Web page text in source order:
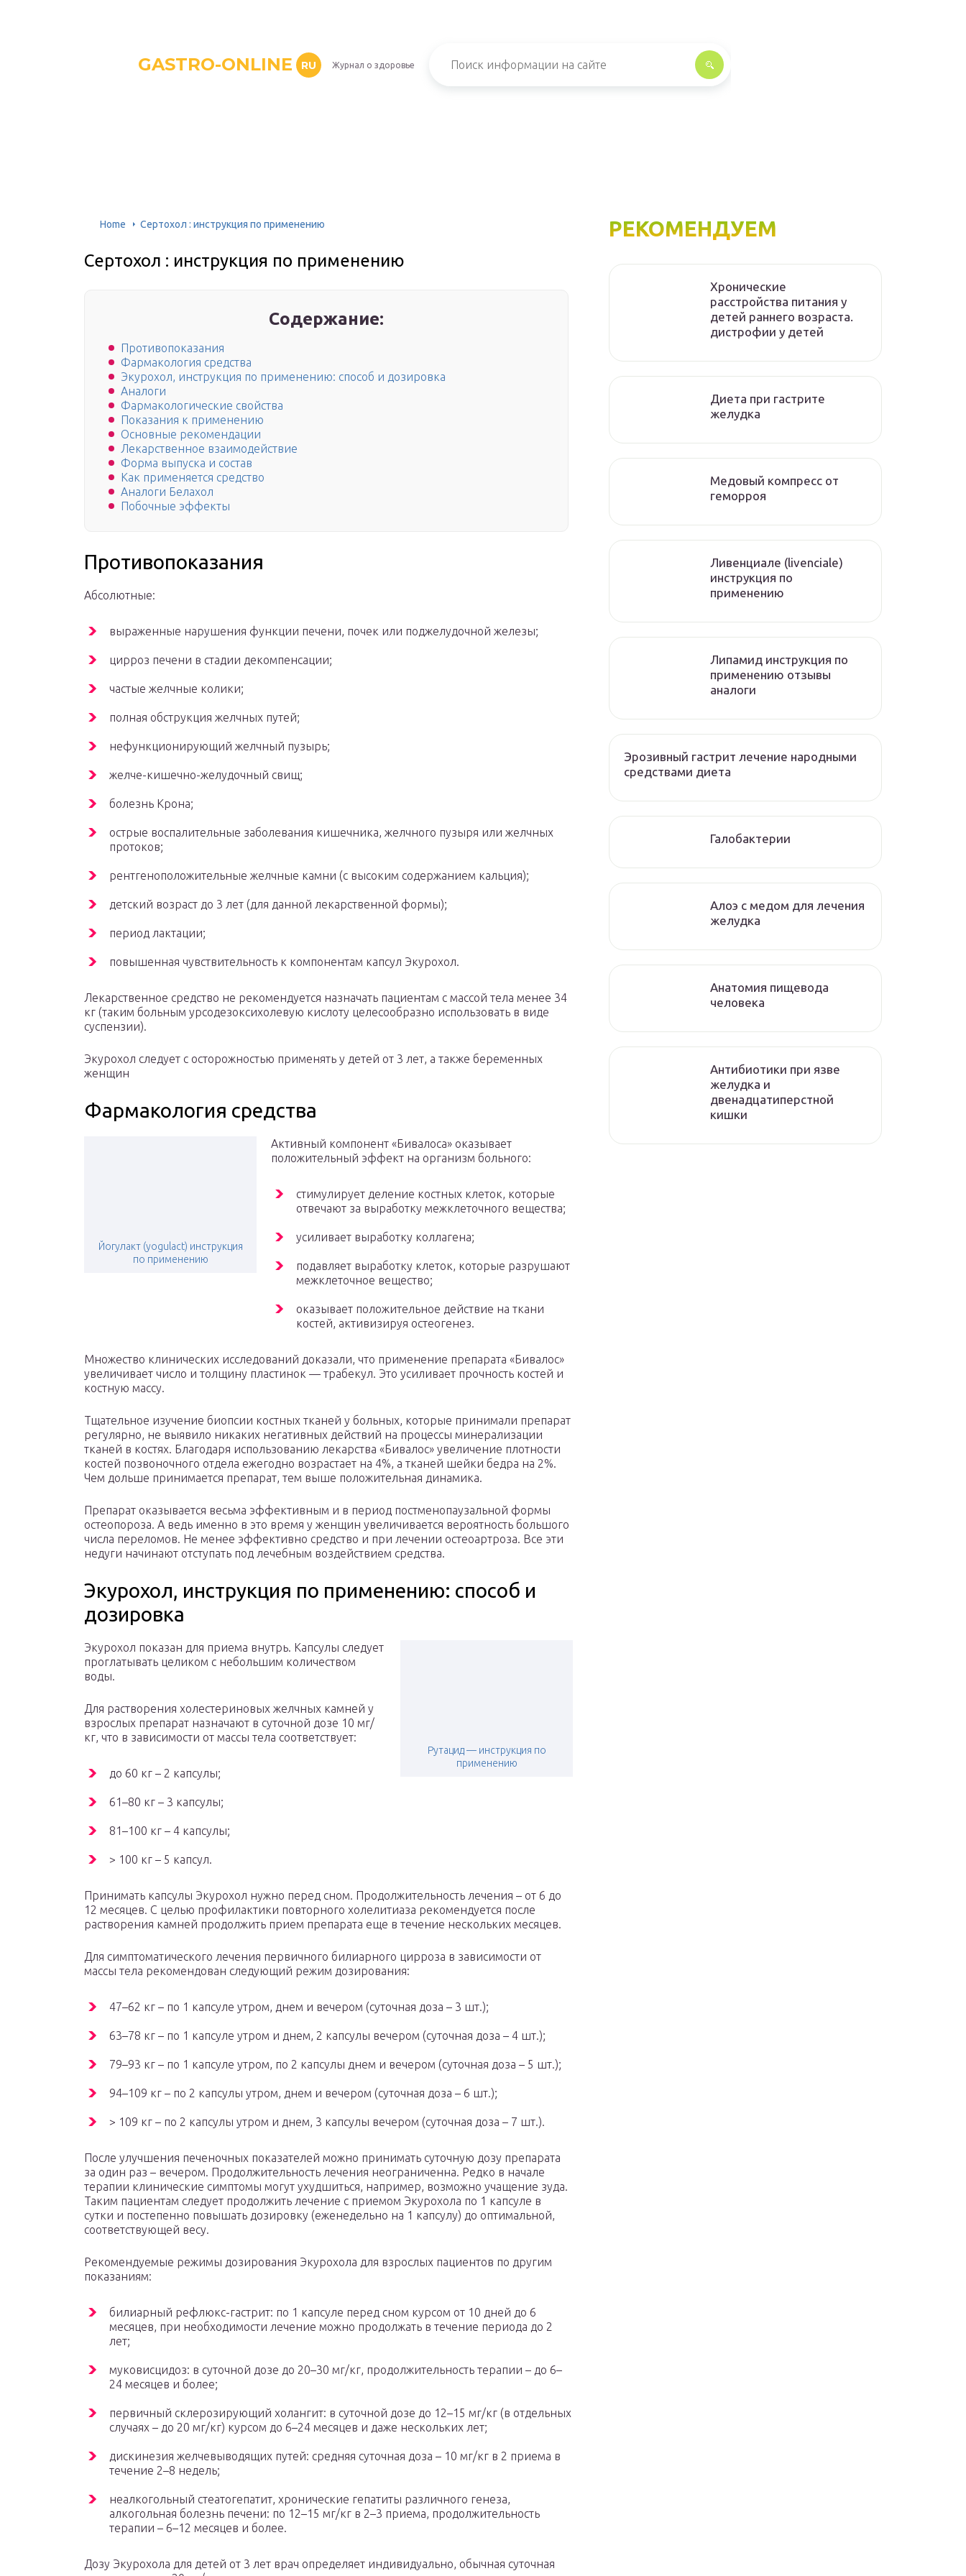
GASTRO-ONLINE RU Журнал о здоровье
Home Сертохол : инструкция по применению
Сертохол : инструкция по применению
Содержание:
Противопоказания
Фармакология средства
Экурохол, инструкция по применению: способ и дозировка
Аналоги
Фармакологические свойства
Показания к применению
Основные рекомендации
Лекарственное взаимодействие
Форма выпуска и состав
Как применяется средство
Аналоги Белахол
Побочные эффекты
Противопоказания
Абсолютные:
выраженные нарушения функции печени, почек или поджелудочной железы;
цирроз печени в стадии декомпенсации;
частые желчные колики;
полная обструкция желчных путей;
нефункционирующий желчный пузырь;
желче-кишечно-желудочный свищ;
болезнь Крона;
острые воспалительные заболевания кишечника, желчного пузыря или желчных
протоков;
рентгеноположительные желчные камни (с высоким содержанием кальция);
детский возраст до 3 лет (для данной лекарственной формы);
период лактации;
повышенная чувствительность к компонентам капсул Экурохол.
Лекарственное средство не рекомендуется назначать пациентам с массой тела менее 34
кг (таким больным урсодезоксихолевую кислоту целесообразно использовать в виде
суспензии).
Экурохол следует с осторожностью применять у детей от 3 лет, а также беременных
женщин
Фармакология средства
Йогулакт (yogulact) инструкция
по применению
Активный компонент «Бивалоса» оказывает
положительный эффект на организм больного:
стимулирует деление костных клеток, которые
отвечают за выработку межклеточного вещества;
усиливает выработку коллагена;
подавляет выработку клеток, которые разрушают
межклеточное вещество;
оказывает положительное действие на ткани
костей, активизируя остеогенез.
Множество клинических исследований доказали, что применение препарата «Бивалос»
увеличивает число и толщину пластинок — трабекул. Это усиливает прочность костей и
костную массу.
Тщательное изучение биопсии костных тканей у больных, которые принимали препарат
регулярно, не выявило никаких негативных действий на процессы минерализации
тканей в костях. Благодаря использованию лекарства «Бивалос» увеличение плотности
костей позвоночного отдела ежегодно возрастает на 4%, а тканей шейки бедра на 2%.
Чем дольше принимается препарат, тем выше положительная динамика.
Препарат оказывается весьма эффективным и в период постменопаузальной формы
остеопороза. А ведь именно в это время у женщин увеличивается вероятность большого
числа переломов. Не менее эффективно средство и при лечении остеоартроза. Все эти
недуги начинают отступать под лечебным воздействием средства.
Экурохол, инструкция по применению: способ и
дозировка
Рутацид — инструкция по
применению
Экурохол показан для приема внутрь. Капсулы следует
проглатывать целиком с небольшим количеством
воды.
Для растворения холестериновых желчных камней у
взрослых препарат назначают в суточной дозе 10 мг/
кг, что в зависимости от массы тела соответствует:
до 60 кг – 2 капсулы;
61–80 кг – 3 капсулы;
81–100 кг – 4 капсулы;
> 100 кг – 5 капсул.
Принимать капсулы Экурохол нужно перед сном. Продолжительность лечения – от 6 до
12 месяцев. С целью профилактики повторного холелитиаза рекомендуется после
растворения камней продолжить прием препарата еще в течение нескольких месяцев.
Для симптоматического лечения первичного билиарного цирроза в зависимости от
массы тела рекомендован следующий режим дозирования:
47–62 кг – по 1 капсуле утром, днем и вечером (суточная доза – 3 шт.);
63–78 кг – по 1 капсуле утром и днем, 2 капсулы вечером (суточная доза – 4 шт.);
79–93 кг – по 1 капсуле утром, по 2 капсулы днем и вечером (суточная доза – 5 шт.);
94–109 кг – по 2 капсулы утром, днем и вечером (суточная доза – 6 шт.);
> 109 кг – по 2 капсулы утром и днем, 3 капсулы вечером (суточная доза – 7 шт.).
После улучшения печеночных показателей можно принимать суточную дозу препарата
за один раз – вечером. Продолжительность лечения неограниченна. Редко в начале
терапии клинические симптомы могут ухудшиться, например, возможно учащение зуда.
Таким пациентам следует продолжить лечение с приемом Экурохола по 1 капсуле в
сутки и постепенно повышать дозировку (еженедельно на 1 капсулу) до оптимальной,
соответствующей весу.
Рекомендуемые режимы дозирования Экурохола для взрослых пациентов по другим
показаниям:
билиарный рефлюкс-гастрит: по 1 капсуле перед сном курсом от 10 дней до 6
месяцев, при необходимости лечение можно продолжать в течение периода до 2
лет;
муковисцидоз: в суточной дозе до 20–30 мг/кг, продолжительность терапии – до 6–
24 месяцев и более;
первичный склерозирующий холангит: в суточной дозе до 12–15 мг/кг (в отдельных
случаях – до 20 мг/кг) курсом до 6–24 месяцев и даже нескольких лет;
дискинезия желчевыводящих путей: средняя суточная доза – 10 мг/кг в 2 приема в
течение 2–8 недель;
неалкогольный стеатогепатит, хронические гепатиты различного генеза,
алкогольная болезнь печени: по 12–15 мг/кг в 2–3 приема, продолжительность
терапии – 6–12 месяцев и более.
Дозу Экурохола для детей от 3 лет врач определяет индивидуально, обычная суточная
РЕКОМЕНДУЕМ
Хронические
расстройства питания у
детей раннего возраста.
дистрофии у детей
Диета при гастрите
желудка
Медовый компресс от
геморроя
Ливенциале (livenciale)
инструкция по
применению
Липамид инструкция по
применению отзывы
аналоги
Эрозивный гастрит лечение народными
средствами диета
Галобактерии
Алоэ с медом для лечения
желудка
Анатомия пищевода
человека
Антибиотики при язве
желудка и
двенадцатиперстной
кишки